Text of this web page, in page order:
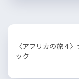
〈アフリカの旅４
ック